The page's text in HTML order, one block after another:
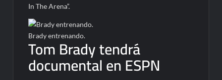
In The Arena”.
Brady entrenando.
Tom Brady tendrá
documental en ESPN